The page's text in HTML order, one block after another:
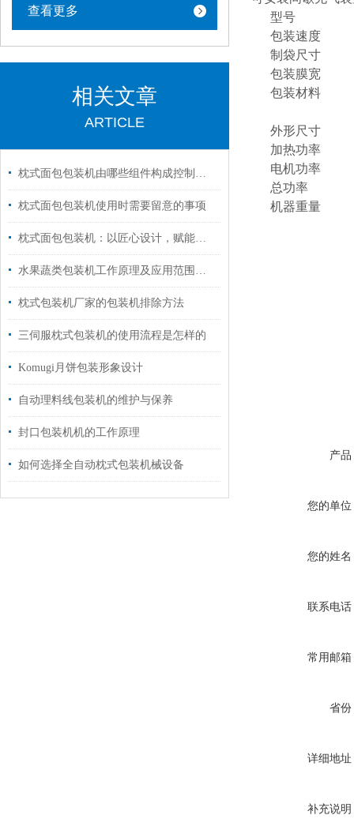
查看更多
相关文章
ARTICLE
枕式面包包装机由哪些组件构成控制与驱动核心
枕式面包包装机使用时需要留意的事项
枕式面包包装机：以匠心设计，赋能面包产业高效进阶
水果蔬类包装机工作原理及应用范围科普
枕式包装机厂家的包装机排除方法
三伺服枕式包装机的使用流程是怎样的
Komugi月饼包装形象设计
自动理料线包装机的维护与保养
封口包装机机的工作原理
如何选择全自动枕式包装机械设备
型号
包装速度
制袋尺寸
包装膜宽
包装材料
外形尺寸
加热功率
电机功率
总功率
机器重量
产品
您的单位
您的姓名
联系电话
常用邮箱
省份
详细地址
补充说明